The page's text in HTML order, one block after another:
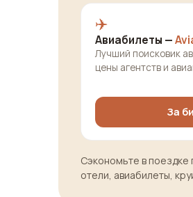
✈️
Авиабилеты —
Лучший поисковик
цены агентств и
За
Сэкономьте в поездке
отели, авиабилеты,